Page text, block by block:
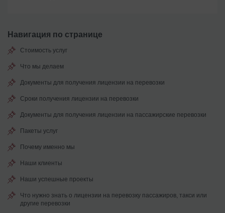
Навигация по странице
Стоимость услуг
Что мы делаем
Документы для получения лицензии на перевозки
Сроки получения лицензии на перевозки
Документы для получения лицензии на пассажирские перевозки
Пакеты услуг
Почему именно мы
Наши клиенты
Наши успешные проекты
Что нужно знать о лицензии на перевозку пассажиров, такси или
другие перевозки